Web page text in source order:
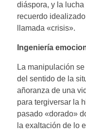
diáspora, y la
recuerdo
llamada «crisis».
Ingeniería
La manipulación
del sentido de la
añoranza de una
para tergiversar la
pasado «dorado»
la exaltación de lo